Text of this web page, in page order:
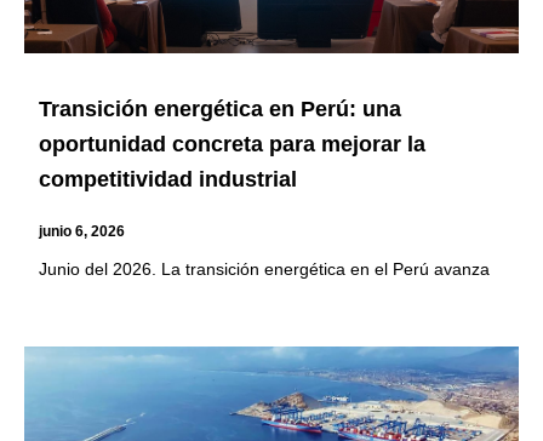
Transición energética en Perú: una
oportunidad concreta para mejorar la
competitividad industrial
junio 6, 2026
Junio del 2026. La transición energética en el Perú avanza